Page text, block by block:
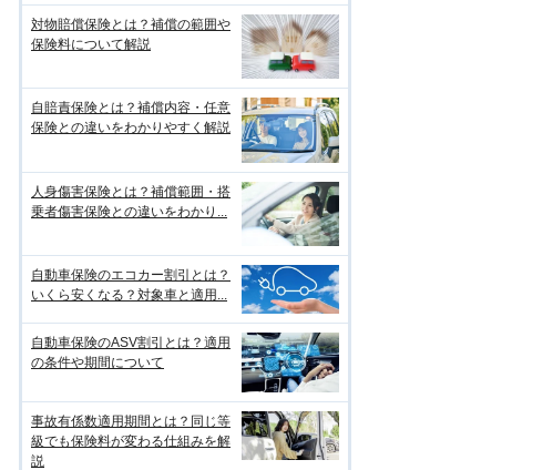
対物賠償保険とは？補償の範囲や
保険料について解説
自賠責保険とは？補償内容・任意
保険との違いをわかりやすく解説
人身傷害保険とは？補償範囲・搭
乗者傷害保険との違いをわかり...
自動車保険のエコカー割引とは？
いくら安くなる？対象車と適用...
自動車保険のASV割引とは？適用
の条件や期間について
事故有係数適用期間とは？同じ等
級でも保険料が変わる仕組みを解
説